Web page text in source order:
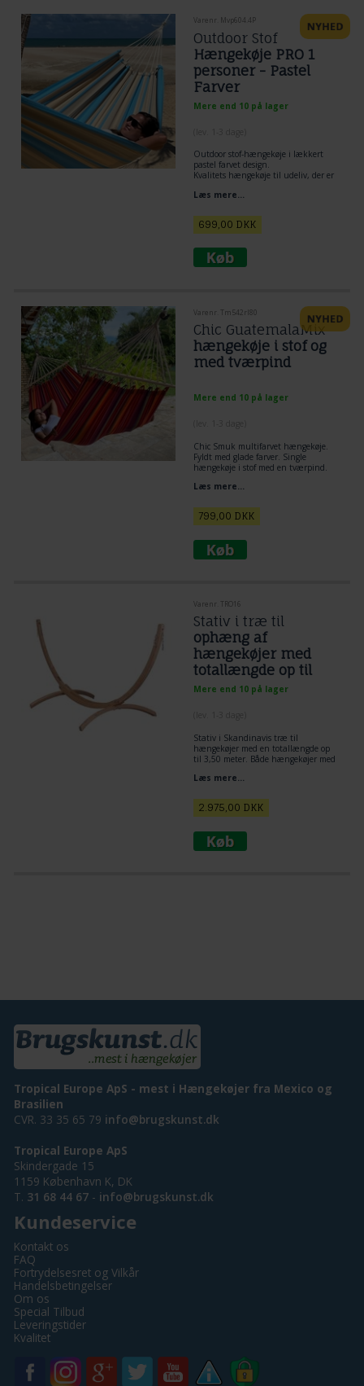
Varenr. Mvp604.4P
Outdoor Stof
Hængekøje PRO 1
personer - Pastel
Farver
Mere end 10 på lager
Outdoor stof-hængekøje i lækkert
pastel farvet design.
Kvalitets hængekøje til udeliv, der er
brug, og samtidig stadig er blødt - nyd
Læs mere...
699,00 DKK
Varenr. Tm542rl80
Chic GuatemalaMix
hængekøje i stof og
med tværpind
Mere end 10 på lager
Chic Smuk multifarvet hængekøje.
Fyldt med glade farver. Single
hængekøje i stof med en tværpind.
hængekøje med rundstokke i super
Dimensioner: Stof: 1,45 x 2,1 m. Total
længde 3,3 m tværpind 80 cm bred.
Læs mere...
799,00 DKK
Varenr. TRO16
Stativ i træ til
ophæng af
hængekøjer med
totallængde op til
350 cm
Mere end 10 på lager
Stativ i Skandinavis træ til
hængekøjer med en totallængde op
til 3,50 meter. Både hængekøjer med
Et særligt robust og vejrbestandigt
træ til hængekøjer.
alt efter hvor udspændt man ønsker
liggefladen skal være.
Læs mere...
2.975,00 DKK
Tropical Europe ApS - mest i Hængekøjer fra Mexico og
Brasilien
CVR. 33 35 65 79 info@brugskunst.dk
Tropical Europe ApS
Skindergade 15
1159 København K, DK
T. 31 68 44 67 - info@brugskunst.dk
Kundeservice
Kontakt os
FAQ
Fortrydelsesret og Vilkår
Handelsbetingelser
Om os
Special Tilbud
Leveringstider
Kvalitet